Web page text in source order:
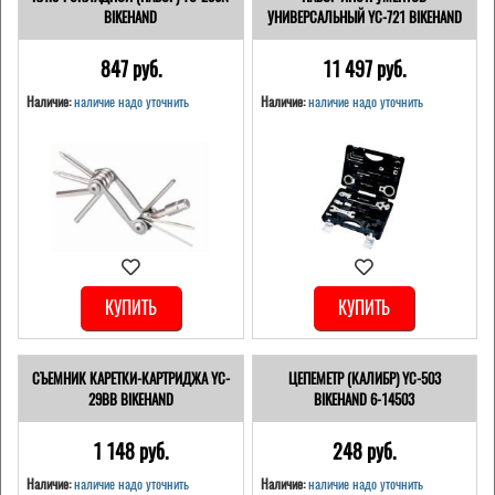
BIKEHAND
847 pуб.
Наличие:наличие надо уточнить
КУПИТЬ
УНИВЕРСАЛЬНЫЙ YC-721 BIKEHAND
11 497 pуб.
Наличие: наличие надо уточнить
КУПИТЬ
СЪЕМНИК КАРЕТКИ-КАРТРИДЖА YC-
29BB BIKEHAND
1 148 pуб.
Наличие:наличие надо уточнить
ЦЕПЕМЕТР (КАЛИБР) YC-503
BIKEHAND 6-14503
248 pуб.
Наличие: наличие надо уточнить